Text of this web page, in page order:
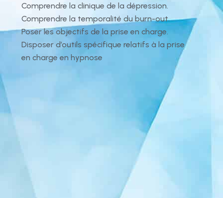
Comprendre la clinique de la dépression.
Comprendre la temporalité du burn-out.
Poser les objectifs de la prise en charge.
Disposer d’outils spécifique relatifs à la prise
en charge en hypnose